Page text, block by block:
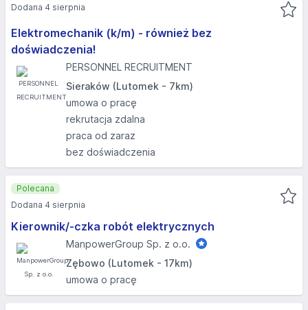
Elektromechanik (k/m) - również bez
doświadczenia!
PERSONNEL RECRUITMENT
Sieraków (Lutomek - 7km)
umowa o pracę
rekrutacja zdalna
praca od zaraz
bez doświadczenia
Dodana 4 sierpnia
Kierownik/-czka robót elektrycznych
ManpowerGroup Sp. z o.o.
Zębowo (Lutomek - 17km)
umowa o pracę
Polecana
Dodana 4 sierpnia